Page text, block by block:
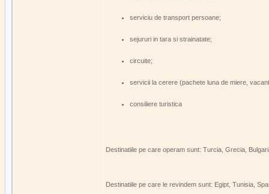
serviciu de transport persoane;
sejururi in tara si strainatate;
circuite;
servicii la cerere (pachete luna de miere,
consiliere turistica
Destinatiile pe care operam sunt: Turcia, Grecia,
Destinatiile pe care le revindem sunt: Egipt, Tunisia,